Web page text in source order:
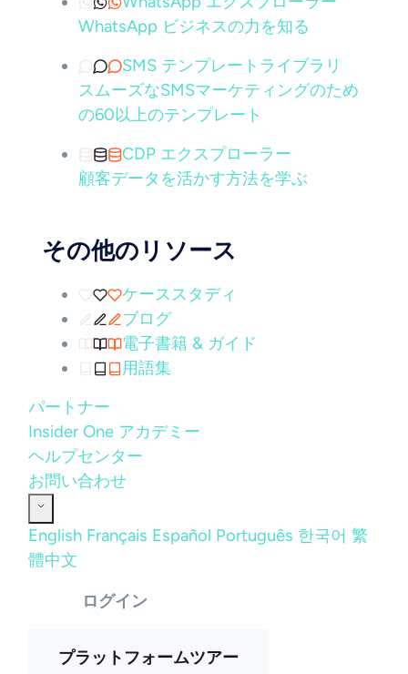
WhatsApp ビジネスの力を知る
SMS テンプレートライブラリ
スムーズなSMSマーケティングのため
の60以上のテンプレート
CDP エクスプローラー
顧客データを活かす方法を学ぶ
その他のリソース
ケーススタディ
ブログ
電子書籍 & ガイド
用語集
パートナー
Insider One アカデミー
ヘルプセンター
お問い合わせ
English Français Español Português 한국어 繁
體中文
ログイン
プラットフォームツアー